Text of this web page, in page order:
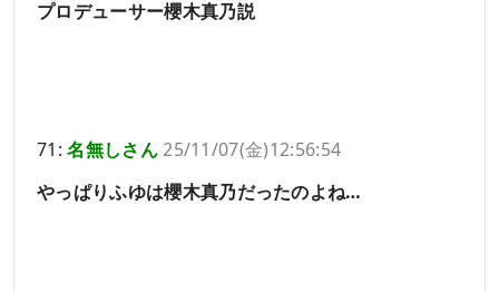
プロデューサー櫻木真乃説
71:名無しさん25/11/07(金)12:56:54
やっぱりふゆは櫻木真乃だったのよね…